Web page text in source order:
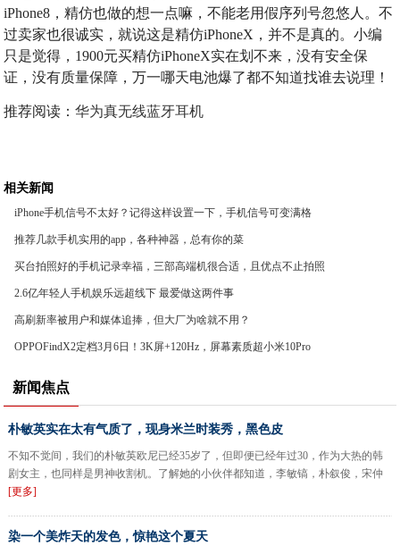
iPhone8，精仿也做的想一点嘛，不能老用假序列号忽悠人。不
过卖家也很诚实，就说这是精仿iPhoneX，并不是真的。小编
只是觉得，1900元买精仿iPhoneX实在划不来，没有安全保
证，没有质量保障，万一哪天电池爆了都不知道找谁去说理！
推荐阅读：华为真无线蓝牙耳机
相关新闻
iPhone手机信号不太好？记得这样设置一下，手机信号可变满格
推荐几款手机实用的app，各种神器，总有你的菜
买台拍照好的手机记录幸福，三部高端机很合适，且优点不止拍照
2.6亿年轻人手机娱乐远超线下 最爱做这两件事
高刷新率被用户和媒体追捧，但大厂为啥就不用？
OPPOFindX2定档3月6日！3K屏+120Hz，屏幕素质超小米10Pro
新闻焦点
朴敏英实在太有气质了，现身米兰时装秀，黑色皮
不知不觉间，我们的朴敏英欧尼已经35岁了，但即便已经年过30，作为大热的韩
剧女主，也同样是男神收割机。了解她的小伙伴都知道，李敏镐，朴叙俊，宋仲
[更多]
染一个美炸天的发色，惊艳这个夏天